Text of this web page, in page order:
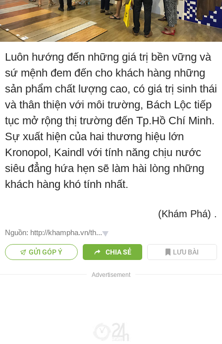
Luôn hướng đến những giá trị bền vững và
sứ mệnh đem đến cho khách hàng những
sản phẩm chất lượng cao, có giá trị sinh thái
và thân thiện với môi trường, Bách Lộc tiếp
tục mở rộng thị trường đến Tp.Hồ Chí Minh.
Sự xuất hiện của hai thương hiệu lớn
Kronopol, Kaindl với tính năng chịu nước
siêu đẳng hứa hẹn sẽ làm hài lòng những
khách hàng khó tính nhất.
(Khám Phá) .
Nguồn: http://khampha.vn/th...
GỬI GÓP Ý CHIA SẺ LƯU BÀI